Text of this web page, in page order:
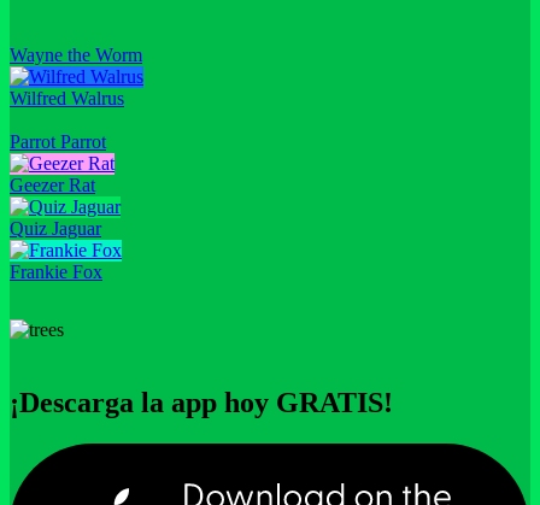
Wayne the Worm
Wilfred Walrus
Parrot Parrot
Geezer Rat
Quiz Jaguar
Frankie Fox
¡Descarga la app hoy GRATIS!